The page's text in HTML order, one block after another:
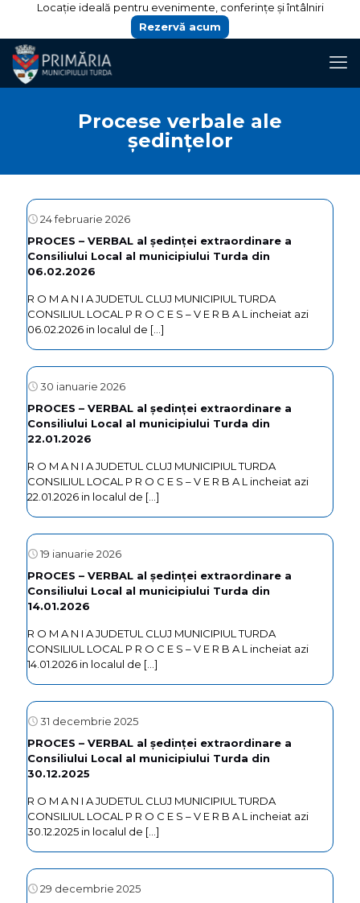
Locație ideală pentru evenimente, conferințe și întâlniri
Rezervă acum
Procese verbale ale
ședințelor
24 februarie 2026
PROCES – VERBAL al ședinței extraordinare a
Consiliului Local al municipiului Turda din
06.02.2026
R O M A N I A JUDETUL CLUJ MUNICIPIUL TURDA
CONSILIUL LOCAL P R O C E S – V E R B A L incheiat azi
06.02.2026 in localul de […]
30 ianuarie 2026
PROCES – VERBAL al ședinței extraordinare a
Consiliului Local al municipiului Turda din
22.01.2026
R O M A N I A JUDETUL CLUJ MUNICIPIUL TURDA
CONSILIUL LOCAL P R O C E S – V E R B A L incheiat azi
22.01.2026 in localul de […]
19 ianuarie 2026
PROCES – VERBAL al ședinței extraordinare a
Consiliului Local al municipiului Turda din
14.01.2026
R O M A N I A JUDETUL CLUJ MUNICIPIUL TURDA
CONSILIUL LOCAL P R O C E S – V E R B A L incheiat azi
14.01.2026 in localul de […]
31 decembrie 2025
PROCES – VERBAL al ședinței extraordinare a
Consiliului Local al municipiului Turda din
30.12.2025
R O M A N I A JUDETUL CLUJ MUNICIPIUL TURDA
CONSILIUL LOCAL P R O C E S – V E R B A L incheiat azi
30.12.2025 in localul de […]
29 decembrie 2025